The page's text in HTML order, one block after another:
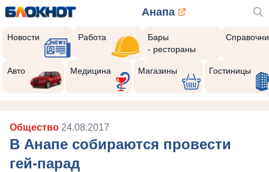
Анапа
Новости Работа
Бары
- рестораны
Авто Медицина Магазины Гостиницы
Общество 24.08.2017
В Анапе собираются провести
гей-парад